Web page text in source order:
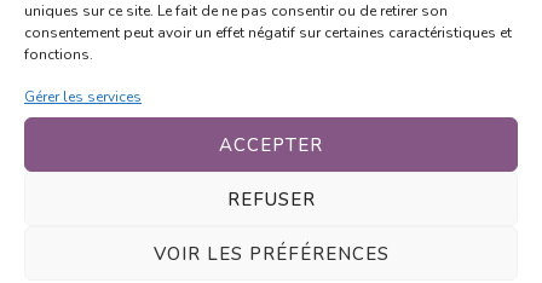
uniques sur ce site. Le fait de ne pas consentir ou de retirer son
consentement peut avoir un effet négatif sur certaines caractéristiques et
fonctions.
Gérer les services
ACCEPTER
REFUSER
VOIR LES PRÉFÉRENCES
Le Chibityran est tyrannisé par le maxi
Connectez-vous pour répondre
Laisser un commentaire